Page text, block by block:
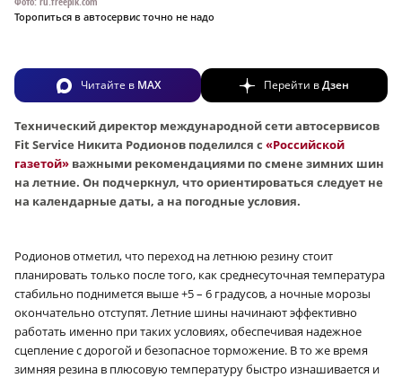
Торопиться в автосервис точно не надо
Читайте в MAX Перейти вДзен
Технический директор международной сети автосервисов
Fit Service Никита Родионов поделился с «Российской
газетой» важными рекомендациями по смене зимних шин
на летние. Он подчеркнул, что ориентироваться следует не
на календарные даты, а на погодные условия.
Родионов отметил, что переход на летнюю резину стоит
планировать только после того, как среднесуточная температура
стабильно поднимется выше +5 – 6 градусов, а ночные морозы
окончательно отступят. Летние шины начинают эффективно
работать именно при таких условиях, обеспечивая надежное
сцепление с дорогой и безопасное торможение. В то же время
зимняя резина в плюсовую температуру быстро изнашивается и